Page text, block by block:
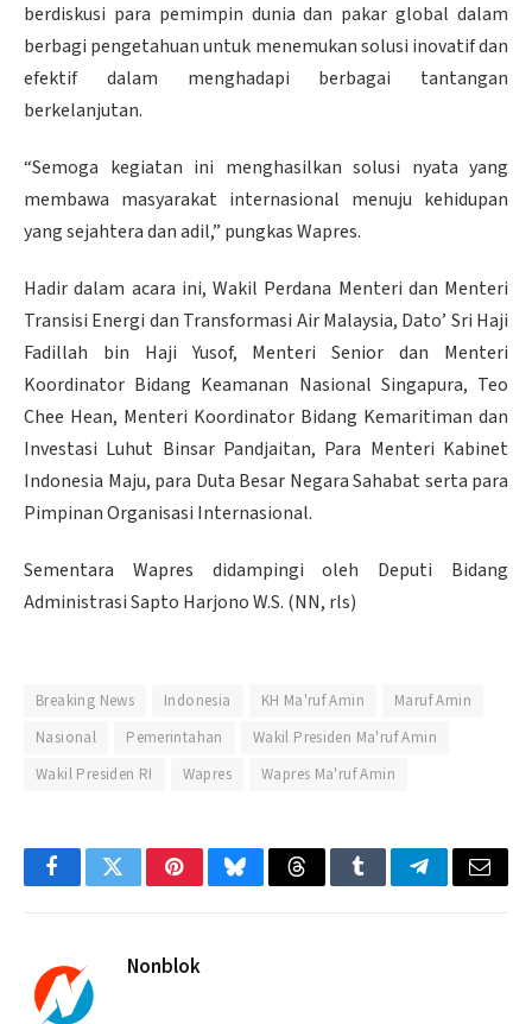
berdiskusi para pemimpin dunia dan pakar global dalam
berbagi pengetahuan untuk menemukan solusi inovatif dan
efektif dalam menghadapi berbagai tantangan
berkelanjutan.
“Semoga kegiatan ini menghasilkan solusi nyata yang
membawa masyarakat internasional menuju kehidupan
yang sejahtera dan adil,” pungkas Wapres.
Hadir dalam acara ini, Wakil Perdana Menteri dan Menteri
Transisi Energi dan Transformasi Air Malaysia, Dato’ Sri Haji
Fadillah bin Haji Yusof, Menteri Senior dan Menteri
Koordinator Bidang Keamanan Nasional Singapura, Teo
Chee Hean, Menteri Koordinator Bidang Kemaritiman dan
Investasi Luhut Binsar Pandjaitan, Para Menteri Kabinet
Indonesia Maju, para Duta Besar Negara Sahabat serta para
Pimpinan Organisasi Internasional.
Sementara Wapres didampingi oleh Deputi Bidang
Administrasi Sapto Harjono W.S. (NN, rls)
Breaking News Indonesia KH Ma'ruf Amin
Maruf Amin
Nasional
Pemerintahan
Wakil Presiden Ma'ruf Amin
Wakil Presiden RI
Wapres Wapres Ma'ruf Amin
FacebookTwitterPinterestBlueskyThreadsTumblrTelegramEmail
Nonblok